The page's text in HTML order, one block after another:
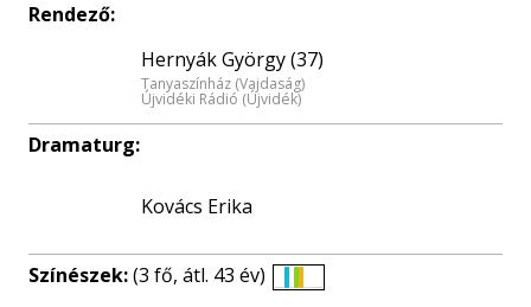
Rendező:
Hernyák György (37)
Tanyaszínház (Vajdaság)
Újvidéki Rádió (Újvidék)
Dramaturg:
Kovács Erika
Színészek:(3 fő, átl. 43 év)